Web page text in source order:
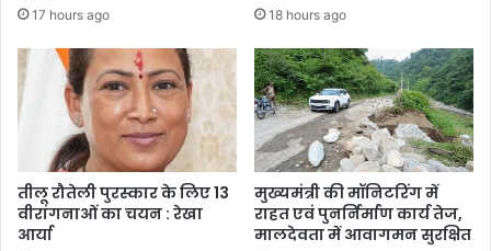
17 hours ago 18 hours ago
तीलू रौतेली पुरस्कार के लिए 13
वीरांगनाओं का चयन : रेखा
आर्या
मुख्यमंत्री की मॉनिटरिंग में
राहत एवं पुनर्निर्माण कार्य तेज,
मालदेवता में आवागमन सुरक्षित